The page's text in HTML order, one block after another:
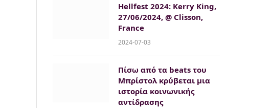
Hellfest 2024: Kerry King,
27/06/2024, @ Clisson,
France
2024-07-03
Πίσω από τα beats του
Μπρίστολ κρύβεται μια
ιστορία κοινωνικής
αντίδρασης